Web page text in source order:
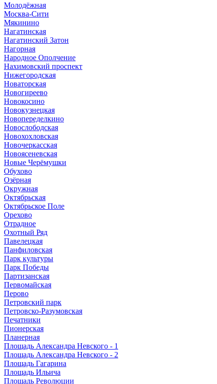
Молодёжная
Москва-Сити
Мякинино
Нагатинская
Нагатинский Затон
Нагорная
Народное Ополчение
Нахимовский проспект
Нижегородская
Новаторская
Новогиреево
Новокосино
Новокузнецкая
Новопеределкино
Новослободская
Новохохловская
Новочеркасская
Новоясеневская
Новые Черёмушки
Обухово
Озёрная
Окружная
Октябрьская
Октябрьское Поле
Орехово
Отрадное
Охотный Ряд
Павелецкая
Панфиловская
Парк культуры
Парк Победы
Партизанская
Первомайская
Перово
Петровский парк
Петровско-Разумовская
Печатники
Пионерская
Планерная
Площадь Александра Невского - 1
Площадь Александра Невского - 2
Площадь Гагарина
Площадь Ильича
Площадь Революции